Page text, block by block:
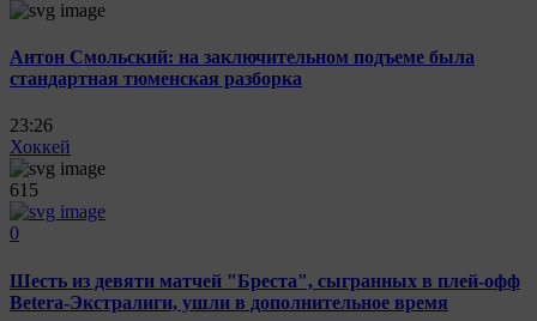
Антон Смольский: на заключительном подъеме была
стандартная тюменская разборка
23:26
Хоккей
615
0
Шесть из девяти матчей "Бреста", сыгранных в плей-офф
Betera-Экстралиги, ушли в дополнительное время